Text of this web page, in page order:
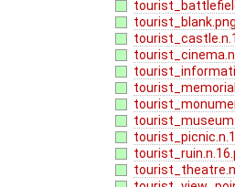
tourist_blank.png